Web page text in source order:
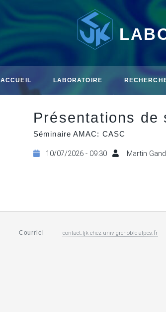
ACCUEIL LABORATOIRE
Présentations de
Séminaire AMAC: CASC
10/07/2026 - 09:30 Martin
Courriel contact.ljkchez univ-grenoble-alpes.fr